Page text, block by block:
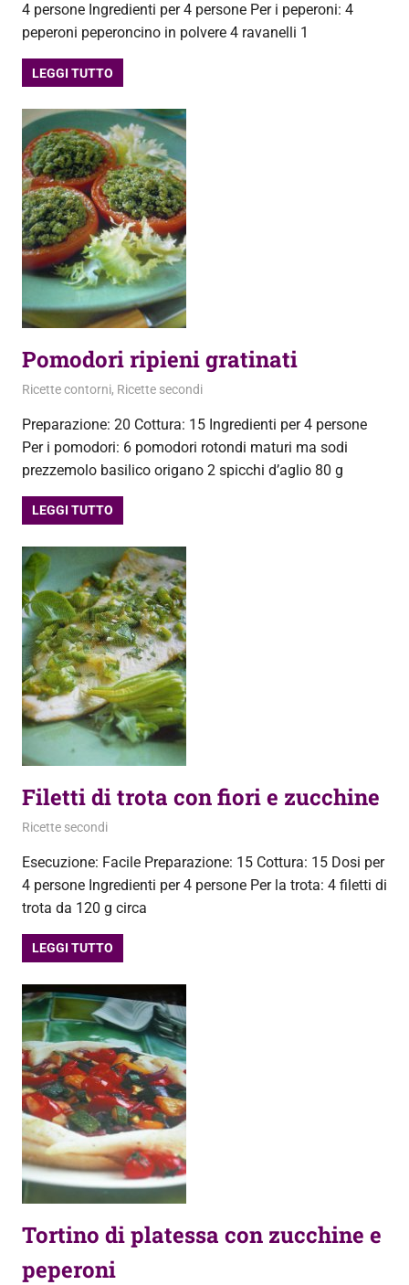
4 persone Ingredienti per 4 persone Per i peperoni: 4
peperoni peperoncino in polvere 4 ravanelli 1
LEGGI TUTTO
Pomodori ripieni gratinati
8 Settembre 2013
admin
Ricette contorni, Ricette secondi
Preparazione: 20 Cottura: 15 Ingredienti per 4 persone
Per i pomodori: 6 pomodori rotondi maturi ma sodi
prezzemolo basilico origano 2 spicchi d’aglio 80 g
LEGGI TUTTO
Filetti di trota con fiori e zucchine
2 Settembre 2013
admin
Ricette secondi
Esecuzione: Facile Preparazione: 15 Cottura: 15 Dosi per
4 persone Ingredienti per 4 persone Per la trota: 4 filetti di
trota da 120 g circa
LEGGI TUTTO
Tortino di platessa con zucchine e
peperoni